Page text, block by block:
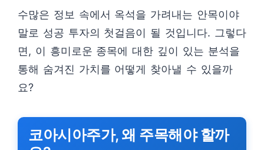
수많은 정보 속에서 옥석을 가려내는 안목이야
말로 성공 투자의 첫걸음이 될 것입니다. 그렇다
면, 이 흥미로운 종목에 대한 깊이 있는 분석을
통해 숨겨진 가치를 어떻게 찾아낼 수 있을까
요?
코아시아주가, 왜 주목해야 할까